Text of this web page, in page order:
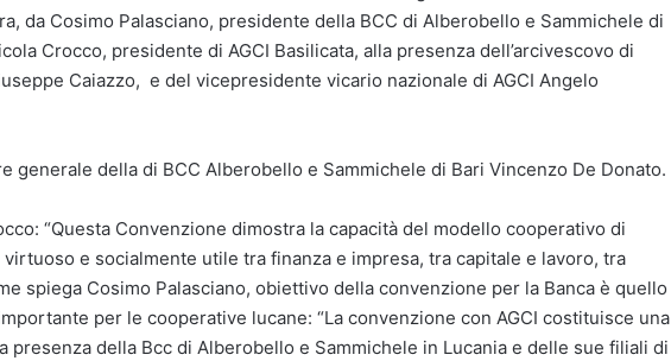
da Cosimo Palasciano, presidente della BCC di Alberobello e Sammichele di
Crocco, presidente di AGCI Basilicata, alla presenza dell’arcivescovo di
Caiazzo, e del vicepresidente vicario nazionale di AGCI Angelo
generale della di BCC Alberobello e Sammichele di Bari Vincenzo De Donato.
“Questa Convenzione dimostra la capacità del modello cooperativo di
e socialmente utile tra finanza e impresa, tra capitale e lavoro, tra
spiega Cosimo Palasciano, obiettivo della convenzione per la Banca è quello
per le cooperative lucane: “La convenzione con AGCI costituisce una
presenza della Bcc di Alberobello e Sammichele in Lucania e delle sue filiali di